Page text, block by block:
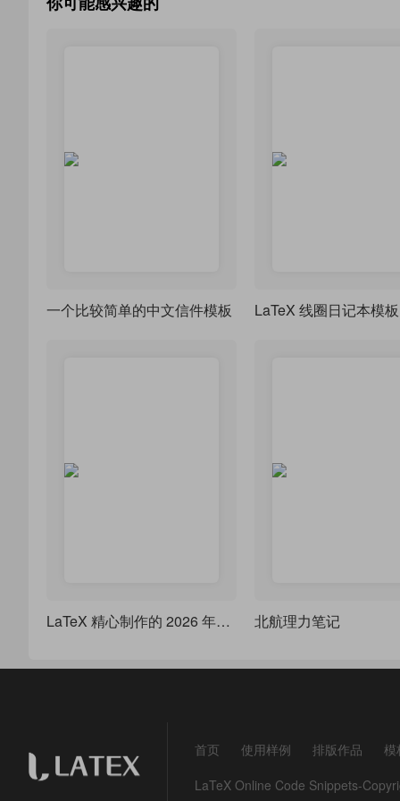
一个比较简单的中文信件模板 LaTeX 线圈日记本模板
LaTeX 精心制作的 2026 年日历来了，莲枝新品 北航理力笔记
首页 使用样例 排版作品
LaTeX Online Code Snippets-